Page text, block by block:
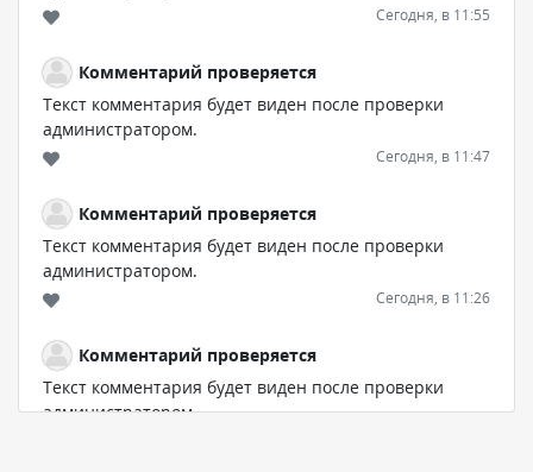
Сегодня, в 11:55
Комментарий проверяется
Текст комментария будет виден после проверки
администратором.
Сегодня, в 11:47
Комментарий проверяется
Текст комментария будет виден после проверки
администратором.
Сегодня, в 11:26
Комментарий проверяется
Текст комментария будет виден после проверки
администратором.